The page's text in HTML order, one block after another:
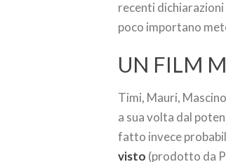
recenti dichiarazioni
poco importano
UN FILM
Timi, Mauri,
a sua volta dal
fatto invece
visto (prodotto da